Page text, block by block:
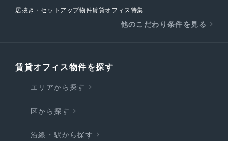
居抜き・セットアップ物件賃貸オフィス特集
他のこだわり条件を見る
賃貸オフィス物件を探す
エリアから探す
区から探す
沿線・駅から探す